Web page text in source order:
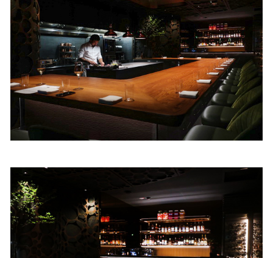
關於Yilan
個人著作
活動實況記錄
媒體報導一覽
訂閱電子報